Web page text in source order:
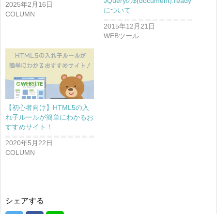
2025年2月16日
COLUMN
について
2015年12月21日
WEBツール
【初心者向け】HTML5の入
れ子ルールが簡単にわかるお
すすめサイト！
2020年5月22日
COLUMN
シェアする